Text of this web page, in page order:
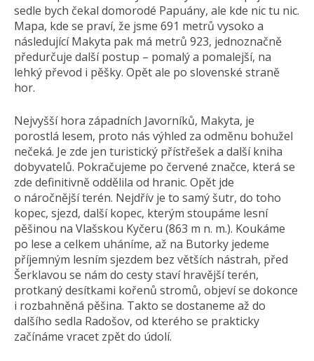
sedle bych čekal domorodé Papuány, ale kde nic tu nic.
Mapa, kde se praví, že jsme 691 metrů vysoko a
následující Makyta pak má metrů 923, jednoznačně
předurčuje další postup – pomalý a pomalejší, na
lehký převod i pěšky. Opět ale po slovenské straně
hor.
Nejvyšší hora západních Javorníků, Makyta, je
porostlá lesem, proto nás výhled za odměnu bohužel
nečeká. Je zde jen turistický přístřešek a další kniha
dobyvatelů. Pokračujeme po červené značce, která se
zde definitivně oddělila od hranic. Opět jde
o náročnější terén. Nejdřív je to samý šutr, do toho
kopec, sjezd, další kopec, kterým stoupáme lesní
pěšinou na Vlašskou Kyčeru (863 m n. m.). Koukáme
po lese a celkem uháníme, až na Butorky jedeme
příjemným lesním sjezdem bez větších nástrah, před
Šerklavou se nám do cesty staví hravější terén,
protkaný desítkami kořenů stromů, objeví se dokonce
i rozbahněná pěšina. Takto se dostaneme až do
dalšího sedla Radošov, od kterého se prakticky
začínáme vracet zpět do údolí.